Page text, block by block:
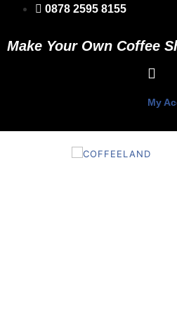
0878 2595 8155
Make Your Own Coffee
My